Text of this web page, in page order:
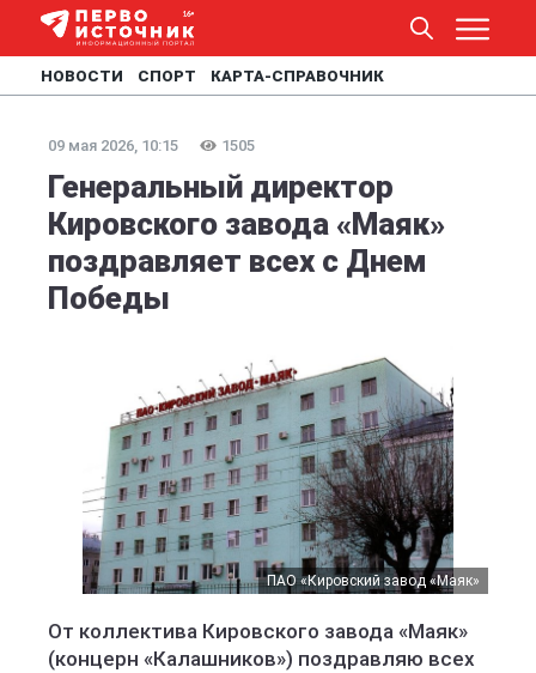
НОВОСТИ СПОРТ КАРТА-СПРАВОЧНИК
09 мая 2026, 10:15 1505
Генеральный директор
Кировского завода «Маяк»
поздравляет всех с Днем
Победы
ПАО «Кировский завод «Маяк»
От коллектива Кировского завода «Маяк»
(концерн «Калашников») поздравляю всех